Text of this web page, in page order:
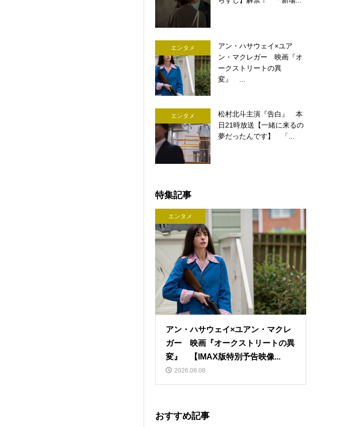
エンタメ
アン・ハサウェイ×ユア
ン・マクレガー 映画『オ
ークストリートの異
変』 ...
エンタメ
松村北斗主演『告白』 本
日21時放送【一緒に来るの
夢だったんです】 「...
特集記事
エンタメ
アン・ハサウェイ×ユアン・マクレ
ガー 映画『オークストリートの異
変』 【IMAX版特別予告映像...
2026.08.08
おすすめ記事